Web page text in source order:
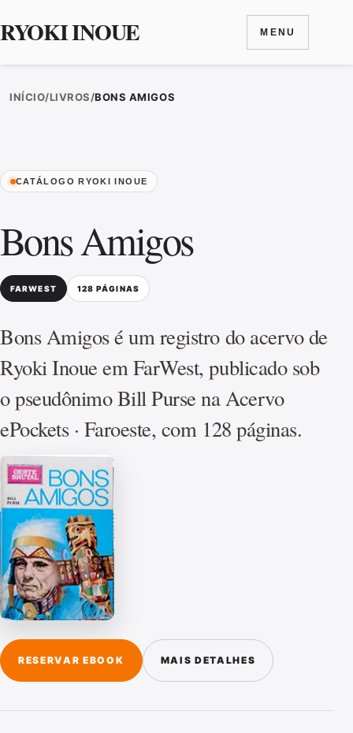
RYOKI INOUE MENU
INÍCIO/LIVROS/BONS AMIGOS
CATÁLOGO RYOKI INOUE
Bons Amigos
FARWEST 128 PÁGINAS
Bons Amigos é um registro do acervo de
Ryoki Inoue em FarWest, publicado sob
o pseudônimo Bill Purse na Acervo
ePockets · Faroeste, com 128 páginas.
RESERVAR EBOOK MAIS DETALHES